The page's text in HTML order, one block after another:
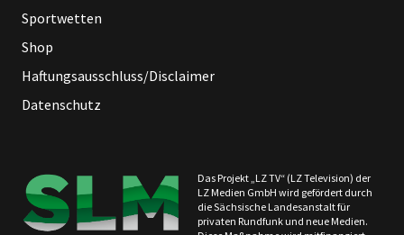
Sportwetten
Shop
Haftungsausschluss/Disclaimer
Datenschutz
Das Projekt „LZ TV“ (LZ Television) der
LZ Medien GmbH wird gefördert durch
die Sächsische Landesanstalt für
privaten Rundfunk und neue Medien.